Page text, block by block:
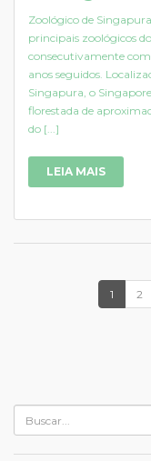
Zoológico de
principais zoológicos
consecutivamente
anos seguidos.
Singapura, o
florestada de
do [...]
LEIA MAIS
1 2